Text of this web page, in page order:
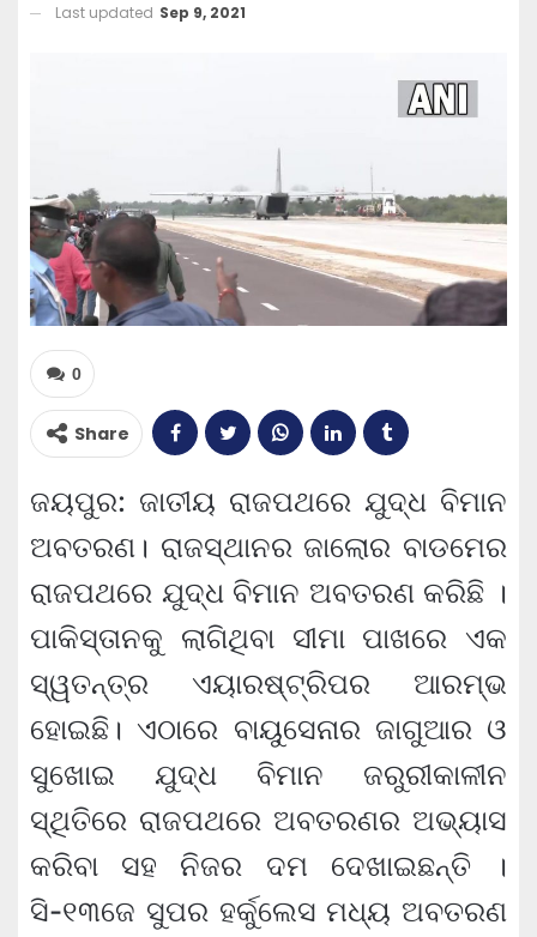
Last updated Sep 9, 2021
0
Share
ଜୟପୁର: ଜାତୀୟ ରାଜପଥରେ ଯୁଦ୍ଧ ବିମାନ
ଅବତରଣ। ରାଜସ୍ଥାନର ଜାଲୋର ବାଡମେର
ରାଜପଥରେ ଯୁଦ୍ଧ ବିମାନ ଅବତରଣ କରିଛି ।
ପାକିସ୍ତାନକୁ ଲାଗିଥିବା ସୀମା ପାଖରେ ଏକ
ସ୍ୱତନ୍ତ୍ର ଏୟାରଷ୍ଟ୍ରିପର ଆରମ୍ଭ
ହୋଇଛି। ଏଠାରେ ବାୟୁସେନାର ଜାଗୁଆର ଓ
ସୁଖୋଇ ଯୁଦ୍ଧ ବିମାନ ଜରୁରୀକାଳୀନ
ସ୍ଥିତିରେ ରାଜପଥରେ ଅବତରଣର ଅଭ୍ୟାସ
କରିବା ସହ ନିଜର ଦମ ଦେଖାଇଛନ୍ତି ।
ସି-୧୩ଜେ ସୁପର ହର୍କୁଲେସ ମଧ୍ୟ ଅବତରଣ